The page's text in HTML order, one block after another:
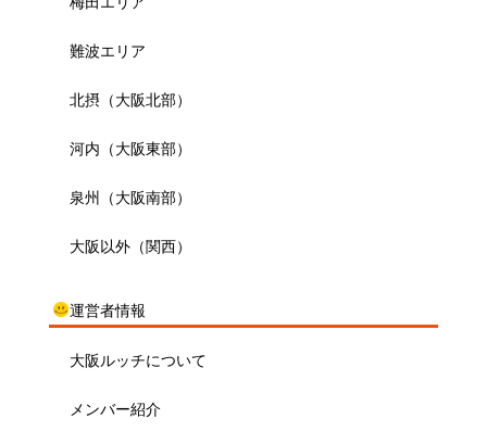
難波エリア
北摂（大阪北部）
河内（大阪東部）
泉州（大阪南部）
大阪以外（関西）
運営者情報
大阪ルッチについて
メンバー紹介